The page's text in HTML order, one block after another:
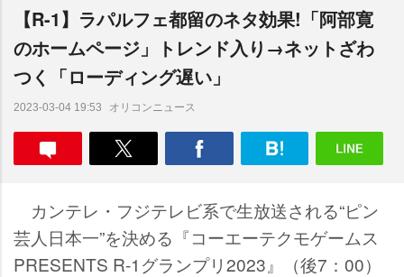
t
e
【R-1】ラパルフェ都留のネタ効果!「阿部寛
のホームページ」トレンド入り→ネットざわ
つく「ローディング遅い」
2023-03-04 19:53 オリコンニュース
カンテレ・フジテレビ系で生放送される“ピン
芸人日本一”を決める『コーエーテクモゲームス
PRESENTS R-1グランプリ2023』（後7：00）